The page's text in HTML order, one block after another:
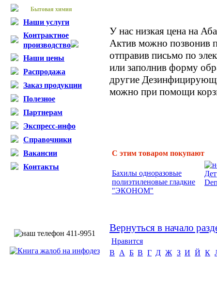
Бытовая химия
Наши услуги
Контрактное
производство
Наши цены
Распродажа
Заказ продукции
Полезное
Партнерам
Экспресс-инфо
Справочники
Вакансии
Контакты
У нас низкая цена на
Актив можно позвонив
отправив письмо по
или заполнив форму
другие
можно при помощи
С этим товаром покупают
Бахилы одноразовые
полиэтиленовые гладкие
"ЭКОНОМ"
Вернуться в начало
Нравится
B
А Б В Г Д Ж З И Й К